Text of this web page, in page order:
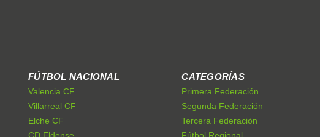
FÚTBOL NACIONAL
Valencia CF
Villarreal CF
Elche CF
CATEGORÍAS
Primera Federación
Segunda Federación
Tercera Federación